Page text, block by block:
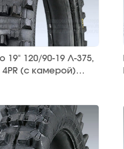
19" 120/90-19 Л-375,
4PR (с камерой)
Урал, Днепр,